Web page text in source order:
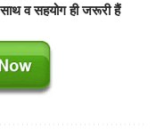
व सहयोग ही जरूरी हैं